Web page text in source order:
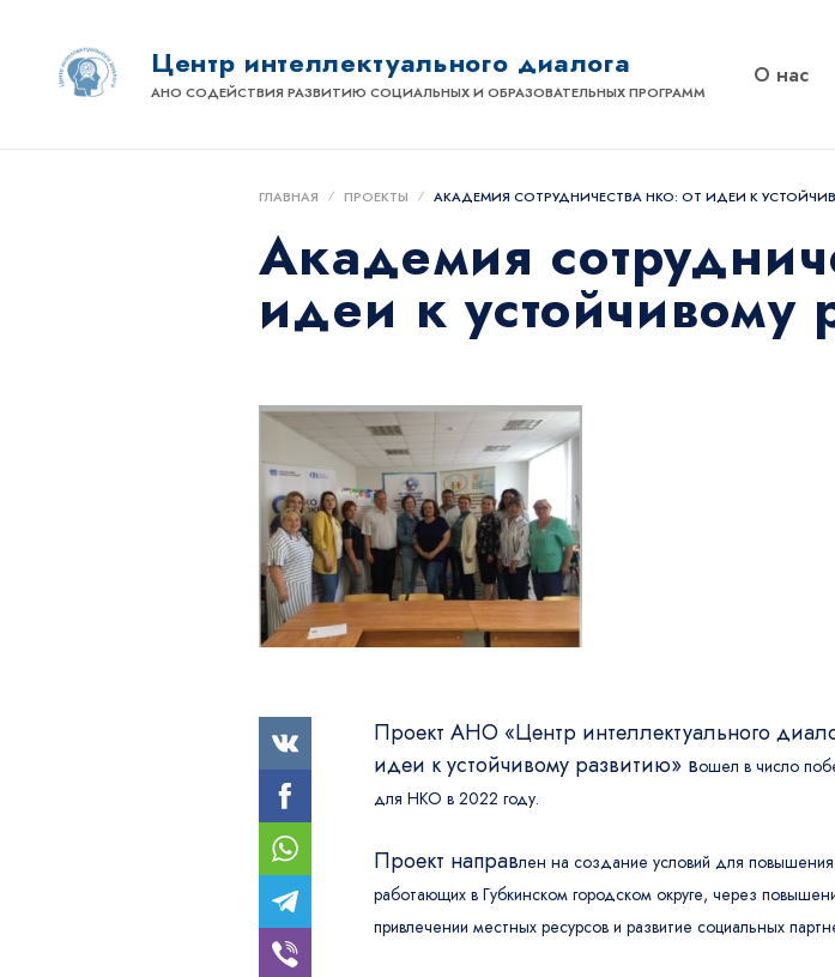
Центр интеллектуального диалога
АНО СОДЕЙСТВИЯ РАЗВИТИЮ СОЦИАЛЬНЫХ И ОБРАЗОВАТЕЛЬНЫХ ПРОГРАММ
О нас
ГЛАВНАЯ ПРОЕКТЫ АКАДЕМИЯ СОТРУДНИЧЕСТВА НКО: ОТ ИДЕИ К
Академия
идеи к устойчивому
Проект АНО «Центр интеллектуального
идеи к устойчивому развитию» вошел в число
для НКО в 2022 году.
Проект направлен на создание условий для повышения
работающих в Губкинском городском округе, через
привлечении местныхресурсов и развитие социальных